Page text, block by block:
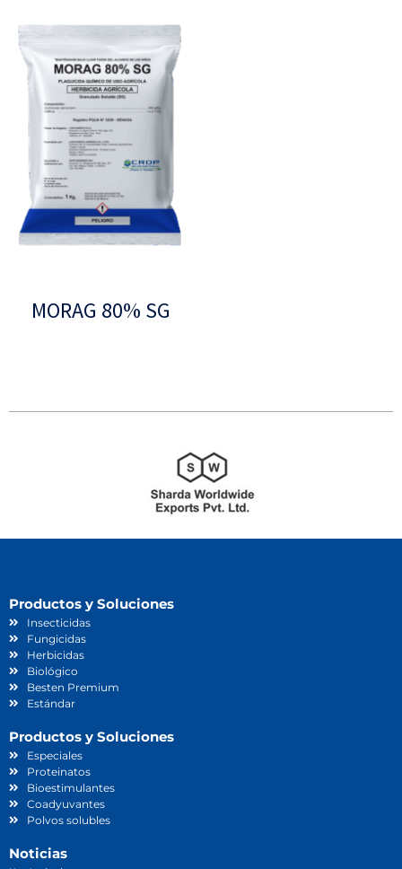
MORAG 80% SG
Productos y Soluciones
Insecticidas
Fungicidas
Herbicidas
Biológico
Besten Premium
Estándar
Productos y Soluciones
Especiales
Proteinatos
Bioestimulantes
Coadyuvantes
Polvos solubles
Noticias